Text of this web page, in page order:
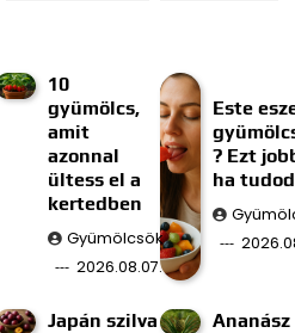
10
gyümölcs,
amit
azonnal
ültess el a
kertedben
Gyümölcsök
2026.08.07.
Este
? Ezt
ha tudod
Japán szilva
Ananász